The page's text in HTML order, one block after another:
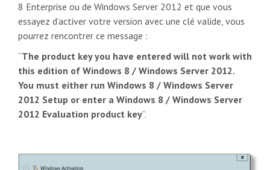
8 Enterprise ou de Windows Server 2012 et que vous
essayez d’activer votre version avec une clé valide, vous
pourrez rencontrer ce message :
“The product key you have entered will not work with
this edition of Windows 8 / Windows Server 2012.
You must either run Windows 8 / Windows Server
2012 Setup or enter a Windows 8 / Windows Server
2012 Evaluation product key”.